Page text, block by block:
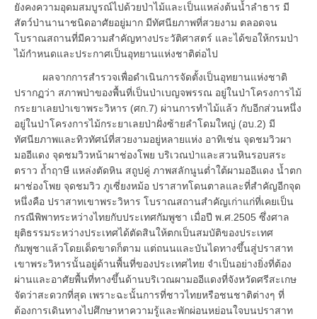
ยังคงความอุดมสมบูรณ์ไปด้วยป่าไม้และเป็นแหล่งต้นน้ำลำธาร มี
สัตว์ป่านานาชนิดอาศัยอยู่มาก มีทัศนียภาพที่สวยงาม ตลอดจน
โบราณสถานที่มีความสำคัญทางประวัติศาสตร์ และได้ขอให้กรมป่า
ไม้กำหนดและประกาศเป็นอุทยานแห่งชาติต่อไป
ผลจากการสำรวจเพื่อดำเนินการจัดตั้งเป็นอุทยานแห่งชาติ
ปรากฏว่า สภาพป่าของพื้นที่เป็นป่าเบญจพรรณ อยู่ในป่าโครงการไม้
กระยาเลยป่าเขาพระวิหาร (ศก.7) ผ่านการทำไม้แล้ว กับอีกส่วนหนึ่ง
อยู่ในป่าโครงการไม้กระยาเลยป่าฝั่งซ้ายลำโดมใหญ่ (อบ.2) มี
ทัศนียภาพและทิวทัศน์ที่สวยงามอยู่หลายแห่ง อาทิเช่น จุดชมวิวผา
มออีแดง จุดชมวิวหน้าผาช่องโพย บริเวณป่าและสวนหินรอบสระ
ตราว ถ้ำฤาษี แหล่งตัดหิน สถูปคู่ ภาพสลักนูนต่ำใต้ผามออีแดง น้ำตก
ผาช่องโพย จุดชมวิว ภูเซี่ยงหม้อ ปราสาทโดนตาลและที่สำคัญอีกจุด
หนึ่งคือ ปราสาทเขาพระวิหาร โบราณสถานสำคัญเก่าแก่ที่เคยเป็น
กรณีพิพาทระหว่างไทยกับประเทศกัมพูชา เมื่อปี พ.ศ.2505 ซึ่งศาล
ยุติธรรมระหว่างประเทศได้ตัดสินให้ตกเป็นสมบัติของประเทศ
กัมพูชาแล้วโดยเด็ดขาดก็ตาม แต่ถนนและบันไดทางขึ้นสู่ปราสาท
เขาพระวิหารนั้นอยู่ด้านพื้นที่ของประเทศไทย จำเป็นอย่างยิ่งที่ต้อง
ผ่านและอาศัยพื้นที่ทางขึ้นด้านบริเวณผามออีแดงที่จังหวัดศรีสะเกษ
จัดว่าสะดวกที่สุด เพราะฉะนั้นการที่ชาวไทยหรือชนชาติต่างๆ ที่
ต้องการเดินทางไปศึกษาหาความรู้และพักผ่อนหย่อนใจบนปราสาท